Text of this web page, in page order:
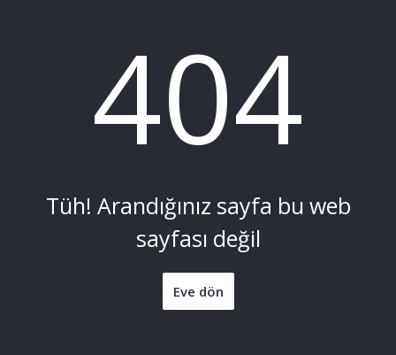
404
Tüh! Arandığınız sayfa bu web
sayfası değil
Eve dön